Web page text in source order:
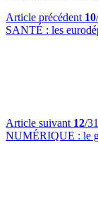
Article précédent 10
SANTÉ : les
Article suivant 12/31
NUMÉRIQUE : le